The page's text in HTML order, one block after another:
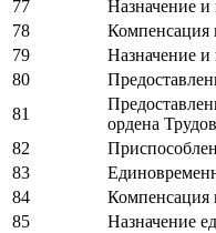
77
Назначение и
78
Компенсация
79
Назначение
80
81
ордена
82
83
84
Компенсация
85
Назначение